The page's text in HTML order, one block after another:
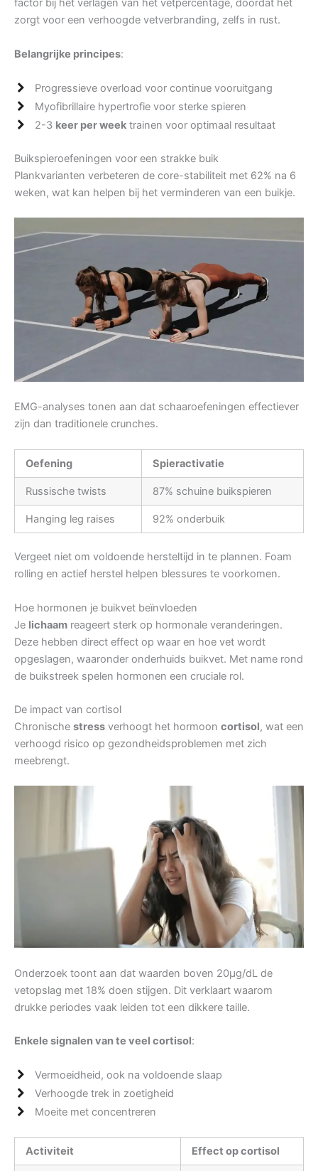
factor bij het verlagen van het vetpercentage, doordat het
zorgt voor een verhoogde vetverbranding, zelfs in rust.
Belangrijke principes:
Progressieve overload voor continue vooruitgang
Myofibrillaire hypertrofie voor sterke spieren
2-3 keer per week trainen voor optimaal resultaat
Buikspieroefeningen voor een strakke buik
Plankvarianten verbeteren de core-stabiliteit met 62% na 6
weken, wat kan helpen bij het verminderen van een buikje.
EMG-analyses tonen aan dat schaaroefeningen effectiever
zijn dan traditionele crunches.
Oefening Spieractivatie
Russische twists 87% schuine buikspieren
Hanging leg raises 92% onderbuik
Vergeet niet om voldoende hersteltijd in te plannen. Foam
rolling en actief herstel helpen blessures te voorkomen.
Hoe hormonen je buikvet beïnvloeden
Je lichaam reageert sterk op hormonale veranderingen.
Deze hebben direct effect op waar en hoe vet wordt
opgeslagen, waaronder onderhuids buikvet. Met name rond
de buikstreek spelen hormonen een cruciale rol.
De impact van cortisol
Chronische stress verhoogt het hormoon cortisol, wat een
verhoogd risico op gezondheidsproblemen met zich
meebrengt.
Onderzoek toont aan dat waarden boven 20μg/dL de
vetopslag met 18% doen stijgen. Dit verklaart waarom
drukke periodes vaak leiden tot een dikkere taille.
Enkele signalen van te veel cortisol:
Vermoeidheid, ook na voldoende slaap
Verhoogde trek in zoetigheid
Moeite met concentreren
Activiteit Effect op cortisol